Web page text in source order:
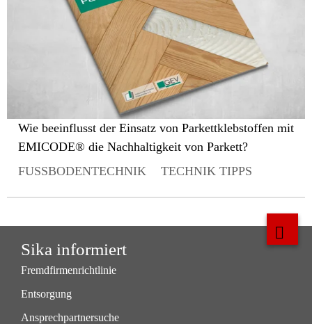
Wie beeinflusst der Einsatz von Parkettklebstoffen mit
EMICODE® die Nachhaltigkeit von Parkett?
FUSSBODENTECHNIK
TECHNIK TIPPS
Sika informiert
Fremdfirmenrichtlinie
Entsorgung
Ansprechpartnersuche